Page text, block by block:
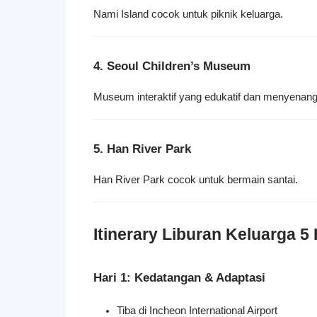
Nami Island cocok untuk piknik keluarga.
4. Seoul Children’s Museum
Museum interaktif yang edukatif dan
5. Han River Park
Han River Park cocok untuk bermain santai.
Itinerary Liburan Keluarga 5
Hari 1: Kedatangan & Adaptasi
Tiba di Incheon International Airport